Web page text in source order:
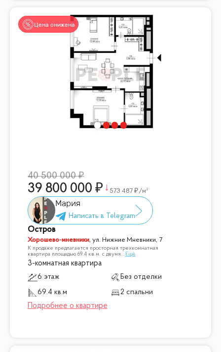
Цена снижена
40 500 000
39 800 000 573 487 /м²
Мария
Остров
Хорошево-мневники, ул. Нижние Мневники, 7
К продаже предлагается просторная трехкомнатная
квартира площадью 69.4 кв.м. с двумя... Ещё
3-комнатная квартира
6 этаж
Без отделки
69.4 кв.м
2 спальни